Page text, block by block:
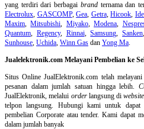
yang terdiri dari berbagai brandternama dan
Electrolux, GASCOMP,Gea, Getra,Hicook,
Maxim,Mitsubishi, Miyako,Modena,
Quantum, Regency, Rinnai,Samsung,Sanken,
Sunhouse, Uchida, Winn Gas dan Yong Ma.
Jualelektronik.com Melayani Pembelian ke
Situs Online JualElektronik.com telah
pesanan dalam jumlah satuan hingga lebih.
JualElektronik, melalui orderlangsung diwebsite
telpon langsung. Hubungi kami untuk dapat
pembelian Corporate atau tender. Kami dapat
dalam jumlah banyak